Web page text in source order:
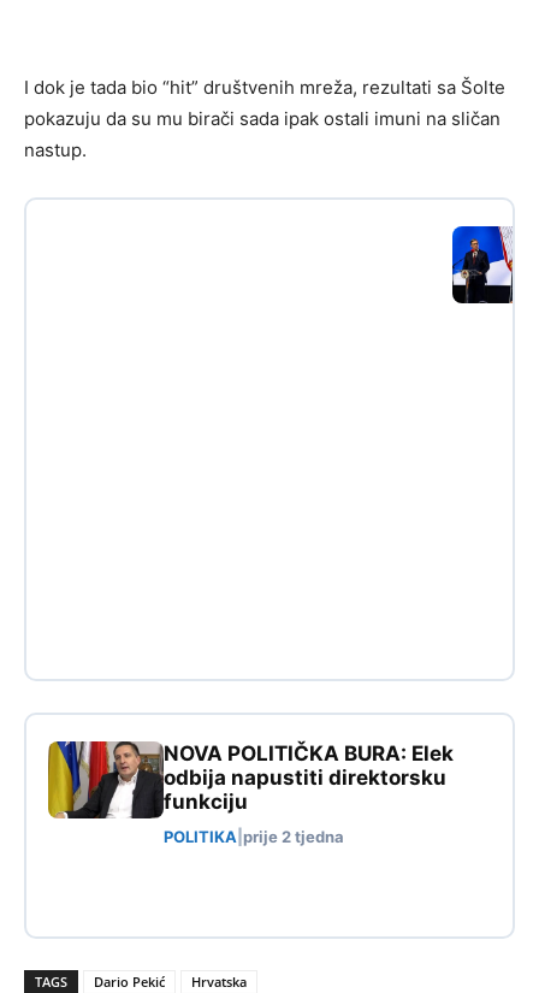
I dok je tada bio “hit” društvenih mreža, rezultati sa Šolte
pokazuju da su mu birači sada ipak ostali imuni na sličan
nastup.
NOVA POLITIČKA BURA: Elek
odbija napustiti direktorsku
funkciju
POLITIKA prije 2 tjedna
TAGS Dario Pekić Hrvatska